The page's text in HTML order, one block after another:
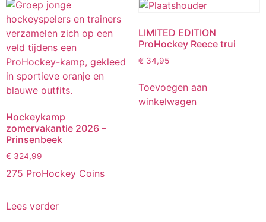
Hockeykamp
zomervakantie 2026 –
Prinsenbeek
€ 324,99
275 ProHockey Coins
Lees verder
LIMITED EDITION
ProHockey Reece trui
€ 34,95
Toevoegen aan
winkelwagen